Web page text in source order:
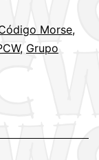
Morse,
, Grupo